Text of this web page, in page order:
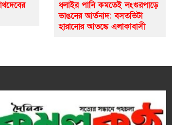
ধলাইর পানি কমতেই লংগুরপাড়ে
ভাঙনের আর্তনাদ: বসতভিটা
হারানোর আতঙ্কে এলাকাবাসী